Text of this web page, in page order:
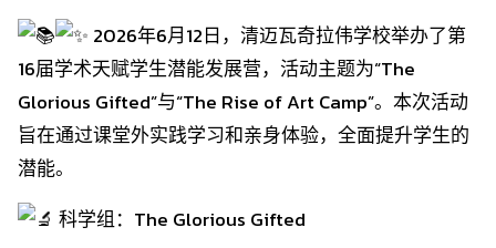
2026年6月12日，清迈瓦奇拉伟学校举办了第
16届学术天赋学生潜能发展营，活动主题为“The
Glorious Gifted”与“The Rise of Art Camp”。本次活动
旨在通过课堂外实践学习和亲身体验，全面提升学生的
潜能。
科学组：The Glorious Gifted